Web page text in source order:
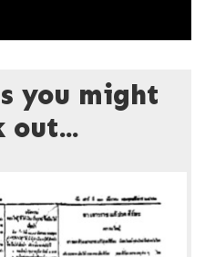
you might
out...